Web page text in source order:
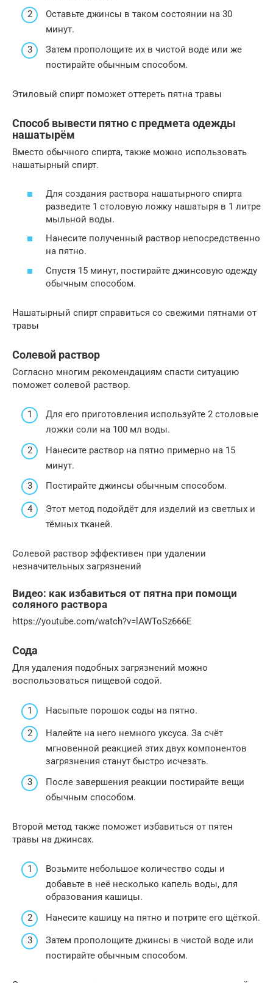
Оставьте джинсы в таком состоянии на 30
минут.
Затем прополощите их в чистой воде или же
постирайте обычным способом.
Этиловый спирт поможет оттереть пятна травы
Способ вывести пятно с предмета одежды
нашатырём
Вместо обычного спирта, также можно использовать
нашатырный спирт.
Для создания раствора нашатырного спирта
разведите 1 столовую ложку нашатыря в 1 литре
мыльной воды.
Нанесите полученный раствор непосредственно
на пятно.
Спустя 15 минут, постирайте джинсовую одежду
обычным способом.
Нашатырный спирт справиться со свежими пятнами от
травы
Солевой раствор
Согласно многим рекомендациям спасти ситуацию
поможет солевой раствор.
Для его приготовления используйте 2 столовые
ложки соли на 100 мл воды.
Нанесите раствор на пятно примерно на 15
минут.
Постирайте джинсы обычным способом.
Этот метод подойдёт для изделий из светлых и
тёмных тканей.
Солевой раствор эффективен при удалении
незначительных загрязнений
Видео: как избавиться от пятна при помощи
соляного раствора
https://youtube.com/watch?v=lAWToSz666E
Сода
Для удаления подобных загрязнений можно
воспользоваться пищевой содой.
Насыпьте порошок соды на пятно.
Налейте на него немного уксуса. За счёт
мгновенной реакцией этих двух компонентов
загрязнения станут быстро исчезать.
После завершения реакции постирайте вещи
обычным способом.
Второй метод также поможет избавиться от пятен
травы на джинсах.
Возьмите небольшое количество соды и
добавьте в неё несколько капель воды, для
образования кашицы.
Нанесите кашицу на пятно и потрите его щёткой.
Затем прополощите джинсы в чистой воде или
постирайте обычным способом.